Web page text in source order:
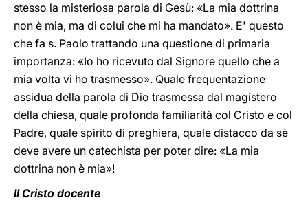
stesso la misteriosa parola di Gesù: «La mia dottrina
non è mia, ma di colui che mi ha mandato». E' questo
che fa s. Paolo trattando una questione di primaria
importanza: «Io ho ricevuto dal Signore quello che a
mia volta vi ho trasmesso». Quale frequentazione
assidua della parola di Dio trasmessa dal magistero
della chiesa, quale profonda familiarità col Cristo e col
Padre, quale spirito di preghiera, quale distacco da sè
deve avere un catechista per poter dire: «La mia
dottrina non è mia»!
Il Cristo docente